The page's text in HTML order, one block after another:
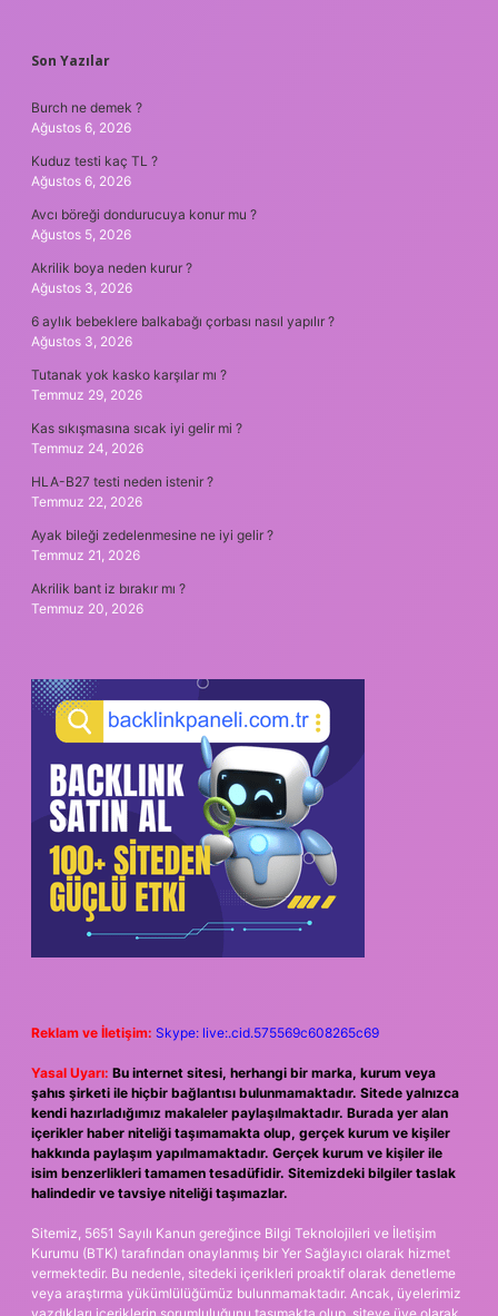
SIDEBAR
Son Yazılar
Burch ne demek ?
Ağustos 6, 2026
Kuduz testi kaç TL ?
Ağustos 6, 2026
Avcı böreği dondurucuya konur mu ?
Ağustos 5, 2026
Akrilik boya neden kurur ?
Ağustos 3, 2026
6 aylık bebeklere balkabağı çorbası nasıl yapılır ?
Ağustos 3, 2026
Tutanak yok kasko karşılar mı ?
Temmuz 29, 2026
Kas sıkışmasına sıcak iyi gelir mi ?
Temmuz 24, 2026
HLA-B27 testi neden istenir ?
Temmuz 22, 2026
Ayak bileği zedelenmesine ne iyi gelir ?
Temmuz 21, 2026
Akrilik bant iz bırakır mı ?
Temmuz 20, 2026
Reklam ve İletişim: Skype: live:.cid.575569c608265c69
Yasal Uyarı: Bu internet sitesi, herhangi bir marka, kurum veya
şahıs şirketi ile hiçbir bağlantısı bulunmamaktadır. Sitede yalnızca
kendi hazırladığımız makaleler paylaşılmaktadır. Burada yer alan
içerikler haber niteliği taşımamakta olup, gerçek kurum ve kişiler
hakkında paylaşım yapılmamaktadır. Gerçek kurum ve kişiler ile
isim benzerlikleri tamamen tesadüfidir. Sitemizdeki bilgiler taslak
halindedir ve tavsiye niteliği taşımazlar.
Sitemiz, 5651 Sayılı Kanun gereğince Bilgi Teknolojileri ve İletişim
Kurumu (BTK) tarafından onaylanmış bir Yer Sağlayıcı olarak hizmet
vermektedir. Bu nedenle, sitedeki içerikleri proaktif olarak denetleme
veya araştırma yükümlülüğümüz bulunmamaktadır. Ancak, üyelerimiz